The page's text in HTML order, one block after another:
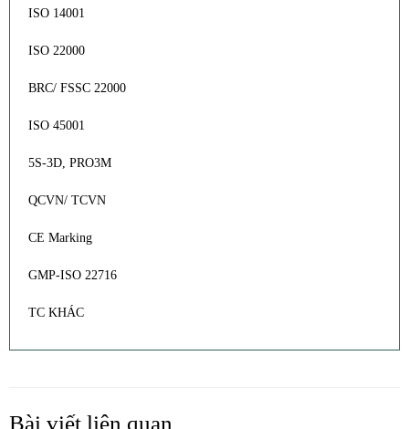
ISO 14001
ISO 22000
BRC/ FSSC 22000
ISO 45001
5S-3D, PRO3M
QCVN/ TCVN
CE Marking
GMP-ISO 22716
TC KHÁC
Bài viết liên quan